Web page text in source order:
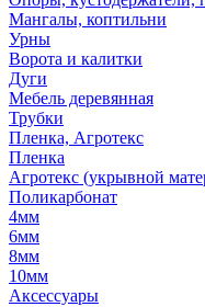
Мангалы, коптильни
Урны
Ворота и калитки
Дуги
Мебель деревянная
Трубки
Пленка, Агротекс
Пленка
Агротекс (укрывной
Поликарбонат
4мм
6мм
8мм
10мм
Аксессуары